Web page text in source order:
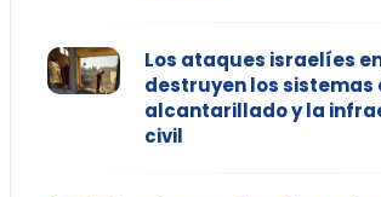
Los ataques israelíes
destruyen los sistemas
alcantarillado y la
civil